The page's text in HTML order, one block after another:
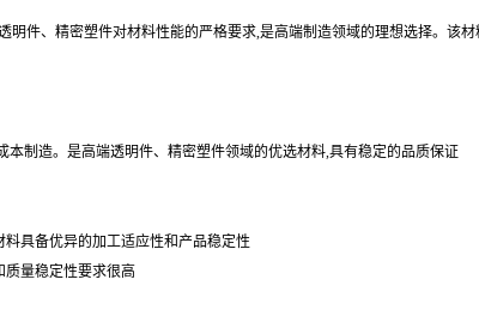
件、精密塑件对材料性能的严格要求,是高端制造领域的理想选择。该
制造。是高端透明件、精密塑件领域的优选材料,具有稳定的品质保证
具备优异的加工适应性和产品稳定性
量稳定性要求很高